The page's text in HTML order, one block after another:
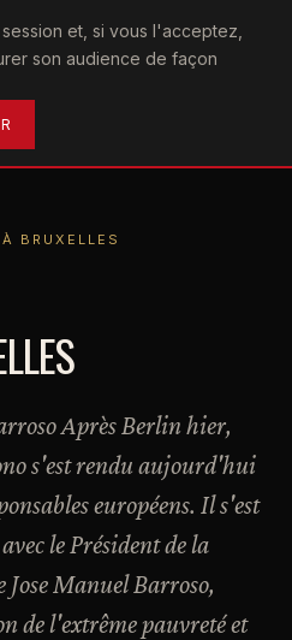
et, si vous l'acceptez,
son audience de façon
BRUXELLES
Après Berlin hier,
s'est rendu aujourd'hui
européens. Il s'est
le Président de la
Manuel Barroso,
de l'extrême pauvreté et